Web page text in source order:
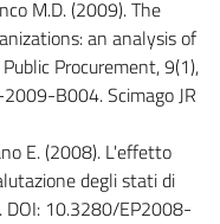
M.D. (2009). The
an analysis of
Procurement, 9(1),
B004. Scimago JR
E. (2008). L'effetto
degli stati di
DOI: 10.3280/EP2008-